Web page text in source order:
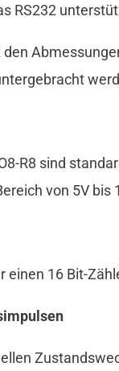
RS232
R8 sind
von 5V
einen 16 Bit-